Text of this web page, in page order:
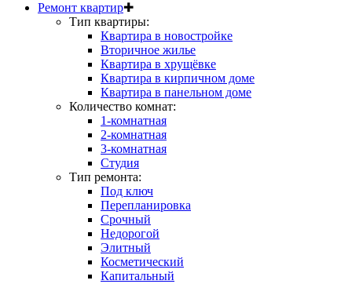
Ремонт квартир✚
Тип квартиры:
Квартира в новостройке
Вторичное жилье
Квартира в хрущёвке
Квартира в кирпичном доме
Квартира в панельном доме
Количество комнат:
1-комнатная
2-комнатная
3-комнатная
Студия
Тип ремонта:
Под ключ
Перепланировка
Срочный
Недорогой
Элитный
Косметический
Капитальный